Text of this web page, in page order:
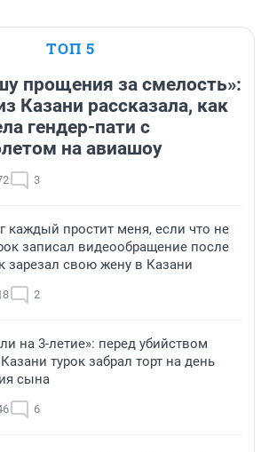
ТОП 5
прощения за смелость»:
Казани рассказала, как
гендер-пати с
на авиашоу
3
каждый простит меня, если что не
записал видеообращение после
зарезал свою жену в Казани
2
на 3-летие»: перед убийством
турок забрал торт на день
сына
6